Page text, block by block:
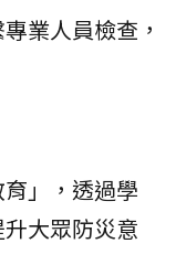
業人員檢查，
」，透過學
大眾防災意